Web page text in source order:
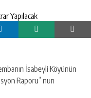
İsabeyli Köyünün
Raporu” nun